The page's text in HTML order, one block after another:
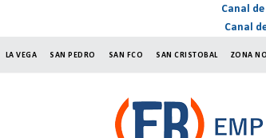
Canal
Canal
LA VEGA SAN PEDRO SAN FCO SAN CRISTOBAL ZONA